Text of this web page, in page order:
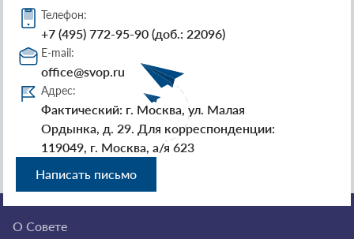
Телефон:
+7 (495) 772-95-90 (доб.: 22096)
E-mail:
office@svop.ru
Адрес:
Фактический: г. Москва, ул. Малая
Ордынка, д. 29. Для корреспонденции:
119049, г. Москва, а/я 623
Написать письмо
О Совете